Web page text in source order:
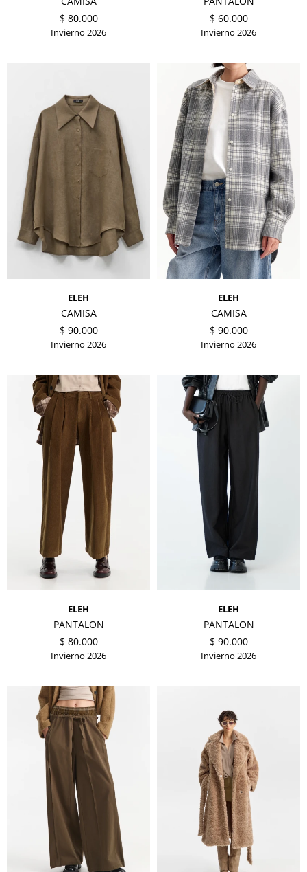
$ 80.000
Invierno 2026
$ 60.000
Invierno 2026
ELEH
CAMISA
$ 90.000
Invierno 2026
ELEH
CAMISA
$ 90.000
Invierno 2026
ELEH
PANTALON
$ 80.000
Invierno 2026
ELEH
PANTALON
$ 90.000
Invierno 2026